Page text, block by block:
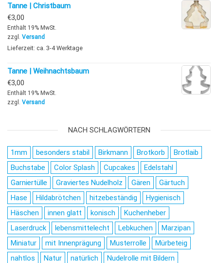
Tanne | Christbaum
€3,00
Enthält 19% MwSt.
zzgl. Versand
Lieferzeit: ca. 3-4 Werktage
Tanne | Weihnachtsbaum
€3,00
Enthält 19% MwSt.
zzgl. Versand
NACH SCHLAGWÖRTERN
1mm besonders stabil Birkmann Brotkorb
Brotlaib
Buchstabe
Color Splash Cupcakes
Edelstahl
Garniertülle
Graviertes Nudelholz Gären
Gärtuch
Hase
Hildabrötchen hitzebeständig
Hygienisch
Häschen
innen glatt konisch
Kuchenheber
Laserdruck
lebensmittelecht Lebkuchen
Marzipan
Miniatur
mit Innenprägung Musterrolle
Mürbeteig
nahtlos
Natur natürlich
Nudelrolle mit Bildern